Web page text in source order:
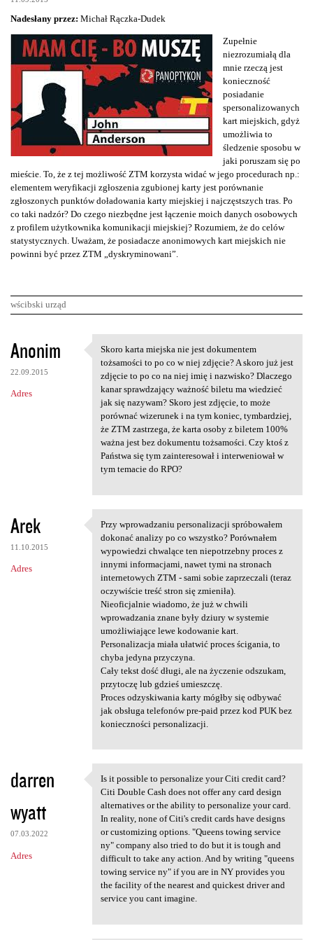
Nadesłany przez: Michał Rączka-Dudek
Zupełnie
niezrozumiałą dla
mnie rzeczą jest
konieczność
posiadanie
spersonalizowanych
kart miejskich, gdyż
umożliwia to
śledzenie sposobu w
jaki poruszam się po
mieście. To, że z tej możliwość ZTM korzysta widać w jego procedurach np.:
elementem weryfikacji zgłoszenia zgubionej karty jest porównanie
zgłoszonych punktów doładowania karty miejskiej i najczęstszych tras. Po
co taki nadzór? Do czego niezbędne jest łączenie moich danych osobowych
z profilem użytkownika komunikacji miejskiej? Rozumiem, że do celów
statystycznych. Uważam, że posiadacze anonimowych kart miejskich nie
powinni być przez ZTM „dyskryminowani”.
wścibski urząd
K
o
m
e
e
Anonim
22.09.2015
Adres
Skoro karta miejska nie jest
Skoro karta miejska nie jest dokumentem
tożsamości to po co w niej zdjęcie? A skoro już jest
zdjęcie to po co na niej imię i nazwisko? Dlaczego
kanar sprawdzający ważność biletu ma wiedzieć
jak się nazywam? Skoro jest zdjęcie, to może
porównać wizerunek i na tym koniec, tymbardziej,
że ZTM zastrzega, że karta osoby z biletem 100%
ważna jest bez dokumentu tożsamości. Czy ktoś z
Państwa się tym zainteresował i interweniował w
tym temacie do RPO?
Arek
11.10.2015
Adres
Przy wprowadzaniu
Przy wprowadzaniu personalizacji spróbowałem
dokonać analizy po co wszystko? Porównałem
wypowiedzi chwalące ten niepotrzebny proces z
innymi informacjami, nawet tymi na stronach
internetowych ZTM - sami sobie zaprzeczali (teraz
oczywiście treść stron się zmieniła).
Nieoficjalnie wiadomo, że już w chwili
wprowadzania znane były dziury w systemie
umożliwiające lewe kodowanie kart.
Personalizacja miała ułatwić proces ścigania, to
chyba jedyna przyczyna.
Cały tekst dość długi, ale na życzenie odszukam,
przytoczę lub gdzieś umieszczę.
Proces odzyskiwania karty mógłby się odbywać
jak obsługa telefonów pre-paid przez kod PUK bez
konieczności personalizacji.
darren
wyatt
07.03.2022
Adres
Is it possible to personalize
Is it possible to personalize your Citi credit card?
Citi Double Cash does not offer any card design
alternatives or the ability to personalize your card.
In reality, none of Citi's credit cards have designs
or customizing options. "Queens towing service
ny" company also tried to do but it is tough and
difficult to take any action. And by writing "queens
towing service ny" if you are in NY provides you
the facility of the nearest and quickest driver and
service you cant imagine.